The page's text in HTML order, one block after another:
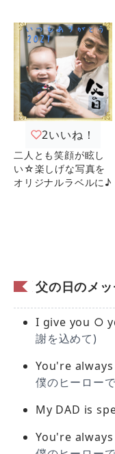
2いいね！
二人とも笑顔が眩し
い☆楽しげな写真を
オリジナルラベルに♪
父の日のメ
I give you ○
謝を込めて)
You're
僕のヒーロー
My DAD is
You're